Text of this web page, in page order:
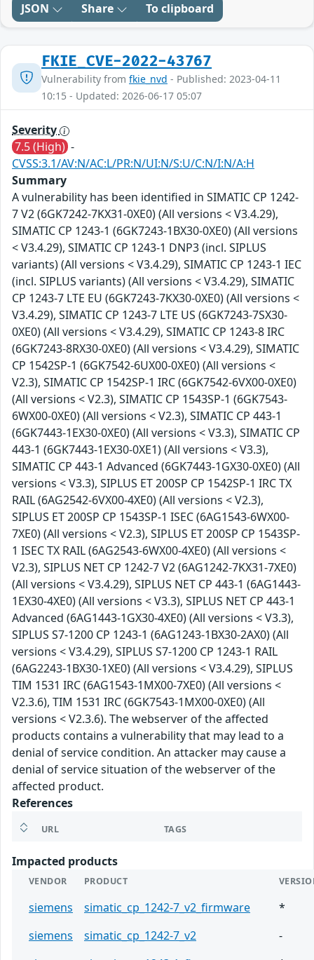
JSON Share To clipboard
FKIE_CVE-2022-43767
Vulnerability from fkie_nvd - Published: 2023-04-11
10:15 - Updated: 2026-06-17 05:07
Severity
7.5 (High) -
CVSS:3.1/AV:N/AC:L/PR:N/UI:N/S:U/C:N/I:N/A:H
Summary
A vulnerability has been identified in SIMATIC CP 1242-
7 V2 (6GK7242-7KX31-0XE0) (All versions < V3.4.29),
SIMATIC CP 1243-1 (6GK7243-1BX30-0XE0) (All versions
< V3.4.29), SIMATIC CP 1243-1 DNP3 (incl. SIPLUS
variants) (All versions < V3.4.29), SIMATIC CP 1243-1 IEC
(incl. SIPLUS variants) (All versions < V3.4.29), SIMATIC
CP 1243-7 LTE EU (6GK7243-7KX30-0XE0) (All versions <
V3.4.29), SIMATIC CP 1243-7 LTE US (6GK7243-7SX30-
0XE0) (All versions < V3.4.29), SIMATIC CP 1243-8 IRC
(6GK7243-8RX30-0XE0) (All versions < V3.4.29), SIMATIC
CP 1542SP-1 (6GK7542-6UX00-0XE0) (All versions <
V2.3), SIMATIC CP 1542SP-1 IRC (6GK7542-6VX00-0XE0)
(All versions < V2.3), SIMATIC CP 1543SP-1 (6GK7543-
6WX00-0XE0) (All versions < V2.3), SIMATIC CP 443-1
(6GK7443-1EX30-0XE0) (All versions < V3.3), SIMATIC CP
443-1 (6GK7443-1EX30-0XE1) (All versions < V3.3),
SIMATIC CP 443-1 Advanced (6GK7443-1GX30-0XE0) (All
versions < V3.3), SIPLUS ET 200SP CP 1542SP-1 IRC TX
RAIL (6AG2542-6VX00-4XE0) (All versions < V2.3),
SIPLUS ET 200SP CP 1543SP-1 ISEC (6AG1543-6WX00-
7XE0) (All versions < V2.3), SIPLUS ET 200SP CP 1543SP-
1 ISEC TX RAIL (6AG2543-6WX00-4XE0) (All versions <
V2.3), SIPLUS NET CP 1242-7 V2 (6AG1242-7KX31-7XE0)
(All versions < V3.4.29), SIPLUS NET CP 443-1 (6AG1443-
1EX30-4XE0) (All versions < V3.3), SIPLUS NET CP 443-1
Advanced (6AG1443-1GX30-4XE0) (All versions < V3.3),
SIPLUS S7-1200 CP 1243-1 (6AG1243-1BX30-2AX0) (All
versions < V3.4.29), SIPLUS S7-1200 CP 1243-1 RAIL
(6AG2243-1BX30-1XE0) (All versions < V3.4.29), SIPLUS
TIM 1531 IRC (6AG1543-1MX00-7XE0) (All versions <
V2.3.6), TIM 1531 IRC (6GK7543-1MX00-0XE0) (All
versions < V2.3.6). The webserver of the affected
products contains a vulnerability that may lead to a
denial of service condition. An attacker may cause a
denial of service situation of the webserver of the
affected product.
References
URL TAGS
Impacted products
VENDOR PRODUCT
siemens simatic_cp_1242-7_v2_firmware
*
siemens
simatic_cp_1242-7_v2
-